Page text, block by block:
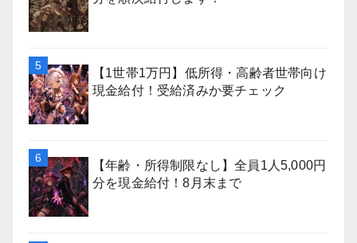
【1世帯1万円】低所得・高齢者世帯向け
現金給付！受給済みか要チェック
【年齢・所得制限なし】全員1人5,000円
分を現金給付！8月末まで